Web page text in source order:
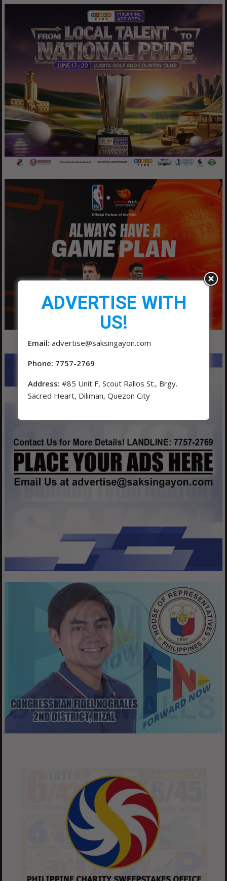
ADVERTISE WITH
US!
Email: advertise@saksingayon.com
Phone: 7757-2769
Address: #85 Unit F, Scout Rallos St., Brgy.
Sacred Heart, Diliman, Quezon City